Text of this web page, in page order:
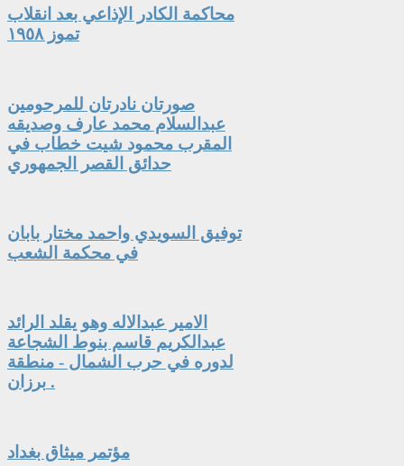
محاكمة الكادر الإذاعي بعد انقلاب
تموز ١٩٥٨
صورتان نادرتان للمرحومين
عبدالسلام محمد عارف وصديقه
المقرب محمود شيت خطاب في
حدائق القصر الجمهوري
توفيق السويدي واحمد مختار بابان
في محكمة الشعب
الامير عبدالاله وهو يقلد الرائد
عبدالكريم قاسم بنوط الشجاعة
لدوره في حرب الشمال - منطقة
برزان .
مؤتمر ميثاق بغداد